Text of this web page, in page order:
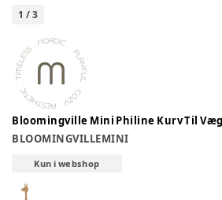
1 /3
Bloomingville Mini Philine Kurv Til
BLOOMINGVILLEMINI
Kun i webshop